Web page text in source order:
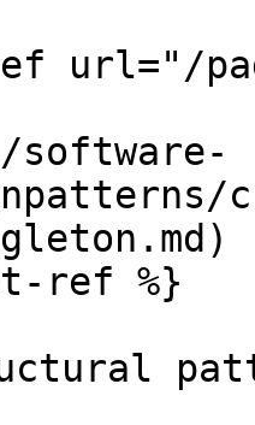
url="/
ref %}